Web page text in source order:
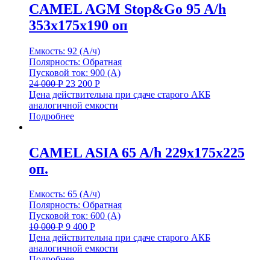
CAMEL AGM Stop&Go 95 A/h
353x175x190 оп
Емкость: 92 (А/ч)
Полярность: Обратная
Пусковой ток: 900 (А)
24 000Р 23 200 Р
Цена действительна при сдаче старого АКБ
аналогичной емкости
Подробнее
CAMEL ASIA 65 A/h 229x175x225
оп.
Емкость: 65 (А/ч)
Полярность: Обратная
Пусковой ток: 600 (А)
10 000Р 9 400 Р
Цена действительна при сдаче старого АКБ
аналогичной емкости